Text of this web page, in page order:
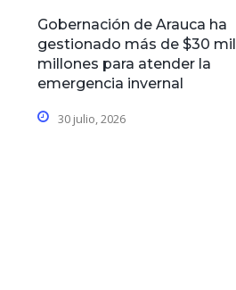
Gobernación de Arauca ha
gestionado más de $30 mil
millones para atender la
emergencia invernal
30 julio, 2026